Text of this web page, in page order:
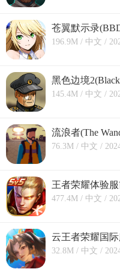
苍翼默示录
196.9M / 中文 /
黑色边境
145.4M / 中文 /
流浪者(The
76.3M / 中文 /
王者荣耀体验服
477.4M / 中文 /
云王者荣耀国际
32.8M / 中文 /